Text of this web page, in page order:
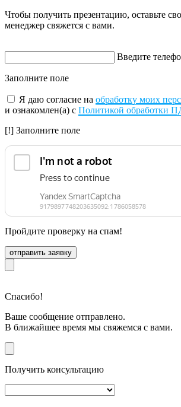
Чтобы получить презентацию, оставьте
менеджер свяжется с вами.
Введите
Заполните поле
Я даю согласие на обработку моих
и ознакомлен(а) с Политикой обработки
[!] Заполните поле
Пройдите проверку на спам!
отправить заявку
Спасибо!
Ваше сообщение отправлено.
В ближайшее время мы свяжемся с вами.
Получить консультацию